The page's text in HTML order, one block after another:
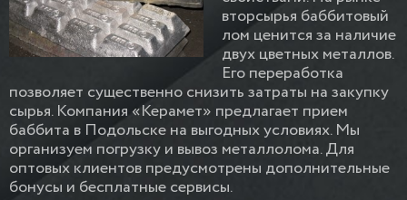
вторсырья баббитовый
лом ценится за наличие
двух цветных металлов.
Его переработка
позволяет существенно снизить затраты на закупку
сырья. Компания «Керамет» предлагает прием
баббита в Подольске на выгодных условиях. Мы
организуем погрузку и вывоз металлолома. Для
оптовых клиентов предусмотрены дополнительные
бонусы и бесплатные сервисы.